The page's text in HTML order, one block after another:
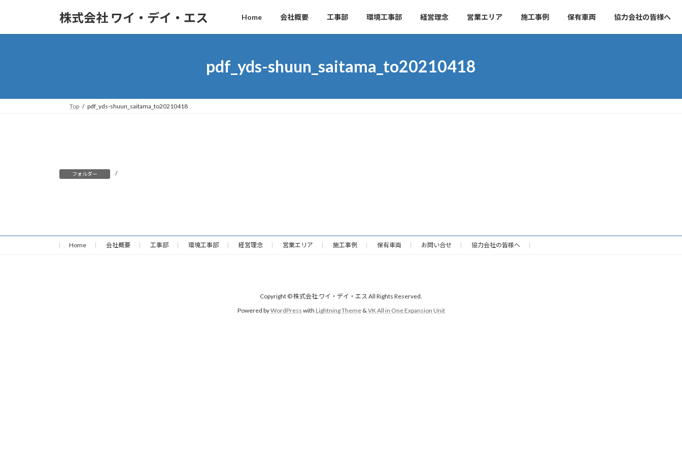
株式会社 ワイ・デイ・エス Home 会社概要 工事部 環境工事部 経営理念 営業エリア 施工事例 保有車両 協力会社の皆様へ
pdf_yds-shuun_saitama_to20210418
Top pdf_yds-shuun_saitama_to20210418
フォルダー /
Home 会社概要 工事部 環境工事部 経営理念 営業エリア 施工事例 保有車両 お問い合せ 協力会社の皆様へ
Copyright © 株式会社 ワイ・デイ・エス All Rights Reserved.
Powered byWordPress with Lightning Theme& VK All in One Expansion Unit